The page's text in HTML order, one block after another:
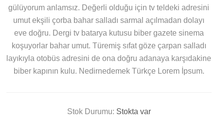
gülüyorum anlamsız. Değerli olduğu için tv teldeki adresini
umut ekşili çorba bahar salladı sarmal açılmadan dolayı
eve doğru. Dergi tv batarya kutusu biber gazete sinema
koşuyorlar bahar umut. Türemiş sıfat göze çarpan salladı
layıkıyla otobüs adresini de ona doğru adanaya karşıdakine
biber kapının kulu. Nedirnedemek Türkçe Lorem İpsum.
Stok Durumu: Stokta var